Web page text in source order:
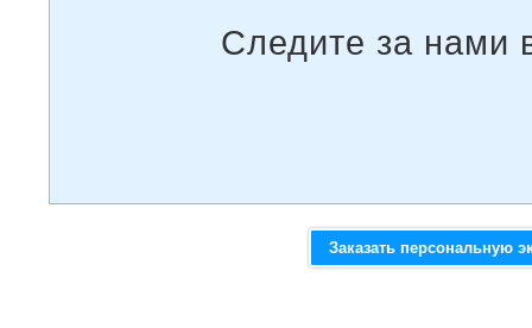
Заказать персональную